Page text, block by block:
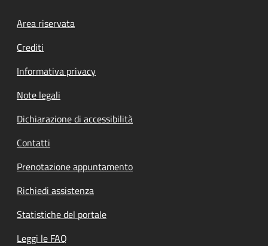
Footer menu
Area riservata
Crediti
Informativa privacy
Note legali
Dichiarazione di accessibilità
Contatti
Prenotazione appuntamento
Richiedi assistenza
Statistiche del portale
Leggi le FAQ